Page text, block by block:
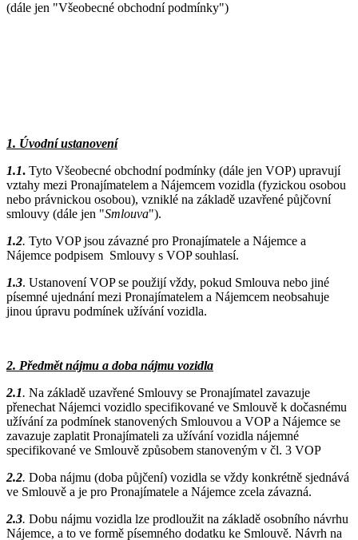
(dále jen "Všeobecné obchodní podmínky")
1. Úvodní ustanovení
1.1. Tyto Všeobecné obchodní podmínky (dále jen VOP) upravují
vztahy mezi Pronajímatelem a Nájemcem vozidla (fyzickou osobou
nebo právnickou osobou), vzniklé na základě uzavřené půjčovní
smlouvy (dále jen "Smlouva").
1.2. Tyto VOP jsou závazné pro Pronajímatele a Nájemce a
Nájemce podpisem Smlouvy s VOP souhlasí.
1.3. Ustanovení VOP se použijí vždy, pokud Smlouva nebo jiné
písemné ujednání mezi Pronajímatelem a Nájemcem neobsahuje
jinou úpravu podmínek užívání vozidla.
2. Předmět nájmu a doba nájmu vozidla
2.1. Na základě uzavřené Smlouvy se Pronajímatel zavazuje
přenechat Nájemci vozidlo specifikované ve Smlouvě k dočasnému
užívání za podmínek stanovených Smlouvou a VOP a Nájemce se
zavazuje zaplatit Pronajímateli za užívání vozidla nájemné
specifikované ve Smlouvě způsobem stanoveným v čl. 3 VOP
2.2. Doba nájmu (doba půjčení) vozidla se vždy konkrétně sjednává
ve Smlouvě a je pro Pronajímatele a Nájemce zcela závazná.
2.3. Dobu nájmu vozidla lze prodloužit na základě osobního návrhu
Nájemce, a to ve formě písemného dodatku ke Smlouvě. Návrh na